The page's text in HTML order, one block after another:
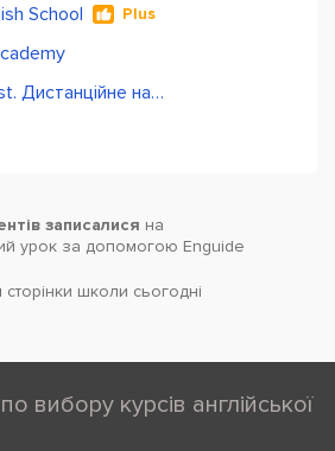
School Plus
Green Forest. Дистанційне навчання
записалися на
урок за допомогою Enguide
сторінки школи cьогодні
вибору курсів англійської